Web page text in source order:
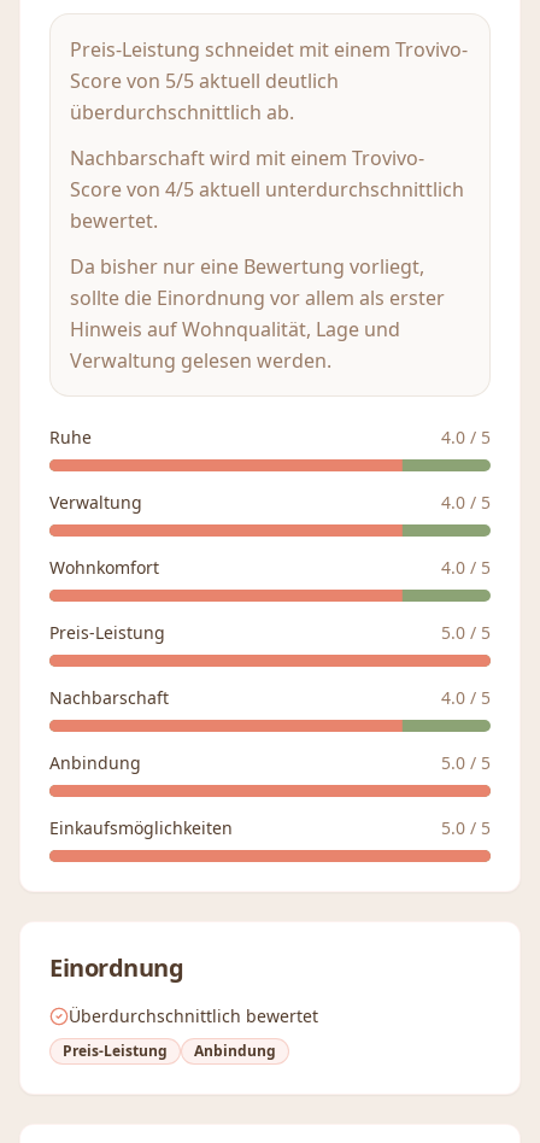
Preis-Leistung schneidet mit einem Trovivo-
Score von 5/5 aktuell deutlich
überdurchschnittlich ab.
Nachbarschaft wird mit einem Trovivo-
Score von 4/5 aktuell unterdurchschnittlich
bewertet.
Da bisher nur eine Bewertung vorliegt,
sollte die Einordnung vor allem als erster
Hinweis auf Wohnqualität, Lage und
Verwaltung gelesen werden.
Ruhe 4.0 / 5
Verwaltung 4.0 / 5
Wohnkomfort 4.0 / 5
Preis-Leistung 5.0 / 5
Nachbarschaft 4.0 / 5
Anbindung 5.0 / 5
Einkaufsmöglichkeiten 5.0 / 5
Einordnung
Überdurchschnittlich bewertet
Preis-Leistung Anbindung